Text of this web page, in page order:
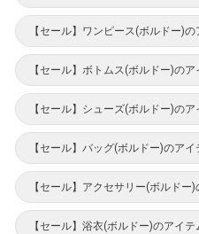
【セール】ワンピース(ボルドー)
【セール】ボトムス(ボルドー)の
【セール】シューズ(ボルドー)の
【セール】バッグ(ボルドー)のア
【セール】アクセサリー(ボルドー
【セール】浴衣(ボルドー)のアイテ